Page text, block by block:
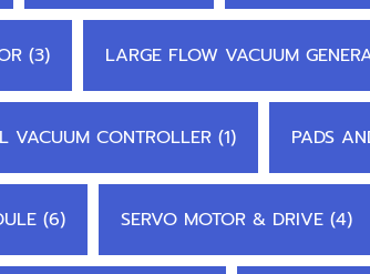
(3) LARGE FLOW VACUUM
VACUUM CONTROLLER (1) PADS
(6) SERVO MOTOR & DRIVE (4)